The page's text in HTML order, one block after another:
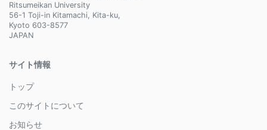
Ritsumeikan University
56-1 Toji-in Kitamachi, Kita-ku,
Kyoto 603-8577
JAPAN
サイト情報
トップ
このサイトについて
お知らせ